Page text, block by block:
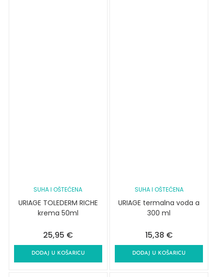
SUHA I OŠTEĆENA
URIAGE TOLEDERM RICHE
krema 50ml
25,95 €
DODAJ U KOŠARICU
SUHA I OŠTEĆENA
URIAGE termalna voda a
300 ml
15,38 €
DODAJ U KOŠARICU